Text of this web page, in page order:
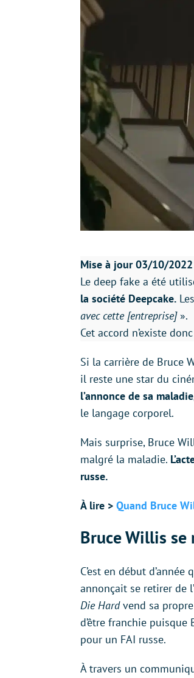
Mise à jour 03/10/
Le deep fake a été
la société Deepcake.
avec cette [entreprise] ».
Cet accord n’existe
Si la carrière de Bruce
il reste une star du
l’annonce de sa
le langage corporel.
Mais surprise, Bruce
malgré la maladie.
russe.
À lire > Quand Bruce
Bruce Willis
C’est en début
annonçait se retirer de
Die Hardvend sa
d’être franchie
pour un FAI russe.
À travers un